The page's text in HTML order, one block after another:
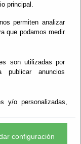
principal.
permiten analizar
que podamos medir
son utilizadas por
publicar anuncios
y/o personalizadas,
configuración